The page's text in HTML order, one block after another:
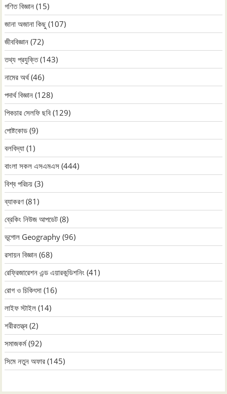
গণিত বিজ্ঞান (15)
জানা অজানা কিছু (107)
জীববিজ্ঞান (72)
তথ্য প্রযুক্তি(143)
নামের অর্থ(46)
পদার্থ বিজ্ঞান (128)
পিকচার সেলফি ছবি (129)
পোষ্টকোড (9)
বলবিদ্যা (1)
বাংলা সকল এসএমএস (444)
বিশ্ব পরিচয় (3)
ব্যাকরণ (81)
ব্রেকিং নিউজ আপডেট (8)
ভূগোল Geography (96)
রসায়ন বিজ্ঞান (68)
রেফ্রিজারেশন এন্ড এয়ারকন্ডিশনিং (41)
রোগ ও চিকিৎসা (16)
লাইফ স্টাইল (14)
শরীরতত্ত্ব (2)
সমাজকর্ম(92)
সিমে নতুন ‍অফার (145)